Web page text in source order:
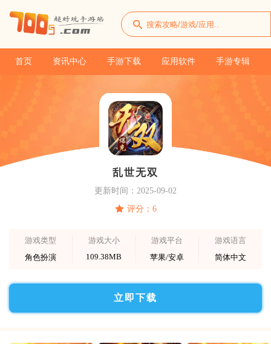
首页 资讯中心 手游下载 应用软件 手游专辑
乱世无双
更新时间：2025-09-02
评分：6
游戏类型
角色扮演
游戏大小
109.38MB
游戏平台
苹果/安卓
游戏语言
简体中文
立即下载